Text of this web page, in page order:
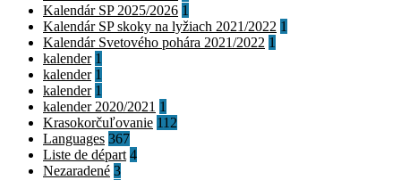
Kalendár SP 2025/2026 1
Kalendár SP skoky na lyžiach 2021/2022 1
Kalendár Svetového pohára 2021/2022 1
kalender 1
kalender 1
kalender 1
kalender 2020/2021 1
Krasokorčuľovanie 112
Languages 367
Liste de départ 4
Nezaradené 3